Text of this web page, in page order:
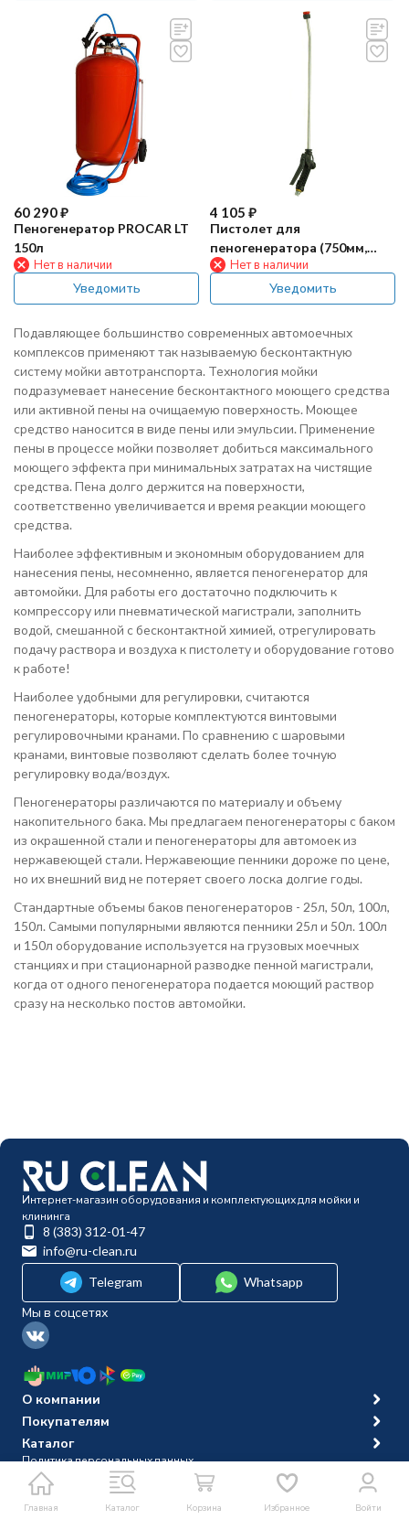
60 290₽
Пеногенератор PROCAR LT
150л
Нет в наличии
Уведомить
4 105 ₽
Пистолет для
пеногенератора (750мм,
пластик) PROCAR
Нет в наличии
Уведомить
Подавляющее большинство современных автомоечных
комплексов применяют так называемую бесконтактную
систему мойки автотранспорта. Технология мойки
подразумевает нанесение бесконтактного моющего средства
или активной пены на очищаемую поверхность. Моющее
средство наносится в виде пены или эмульсии. Применение
пены в процессе мойки позволяет добиться максимального
моющего эффекта при минимальных затратах на чистящие
средства. Пена долго держится на поверхности,
соответственно увеличивается и время реакции моющего
средства.
Наиболее эффективным и экономным оборудованием для
нанесения пены, несомненно, является пеногенератор для
автомойки. Для работы его достаточно подключить к
компрессору или пневматической магистрали, заполнить
водой, смешанной с бесконтактной химией, отрегулировать
подачу раствора и воздуха к пистолету и оборудование готово
к работе!
Наиболее удобными для регулировки, считаются
пеногенераторы, которые комплектуются винтовыми
регулировочными кранами. По сравнению с шаровыми
кранами, винтовые позволяют сделать более точную
регулировку вода/воздух.
Пеногенераторы различаются по материалу и объему
накопительного бака. Мы предлагаем пеногенераторы с баком
из окрашенной стали и пеногенераторы для автомоек из
нержавеющей стали. Нержавеющие пенники дороже по цене,
но их внешний вид не потеряет своего лоска долгие годы.
Стандартные объемы баков пеногенераторов - 25л, 50л, 100л,
150л. Самыми популярными являются пенники 25л и 50л. 100л
и 150л оборудование используется на грузовых моечных
станциях и при стационарной разводке пенной магистрали,
когда от одного пеногенератора подается моющий раствор
сразу на несколько постов автомойки.
Главная Каталог Корзина Избранное Войти
Интернет-магазин оборудования и комплектующих для мойки и
клининга
8 (383) 312-01-47
info@ru-clean.ru
Telegram
Whatsapp
Мы в соцсетях
О компании
Покупателям
Каталог
Политика персональных данных
© 2014-2026 Ru-clean